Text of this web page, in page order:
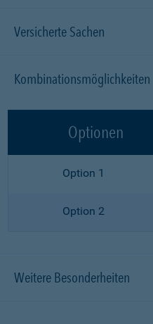
Versicherte Sachen
Kombinationsmöglichkeiten
Optionen
Option 1
Option 2
Weitere Besonderheiten